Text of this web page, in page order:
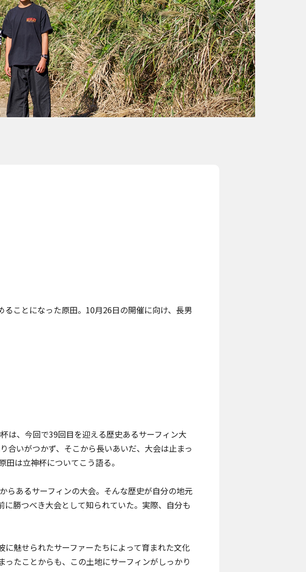
ることになった原田。10月26日の開催に向け、長男
は、今回で39回目を迎える歴史あるサーフィン大
合いがつかず、そこから長いあいだ、大会は止まっ
は立神杯についてこう語る。
らあるサーフィンの大会。そんな歴史が自分の地元
勝つべき大会として知られていた。実際、自分も
魅せられたサーファーたちによって育まれた文化
たことからも、この土地にサーフィンがしっかり